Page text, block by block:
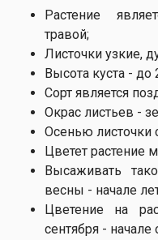
Растение
травой;
Листочки узкие,
Высота куста - до
Сорт является
Окрас листьев -
Осенью листочки
Цветет растение
Высаживать
весны - начале
Цветение на
сентября - начале